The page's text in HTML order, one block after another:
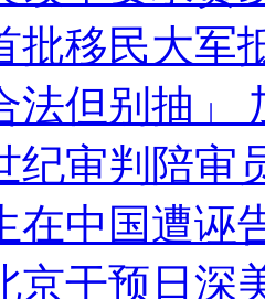
批移民大军
法但别抽
纪审判陪审
在中国遭诬
京干预日深